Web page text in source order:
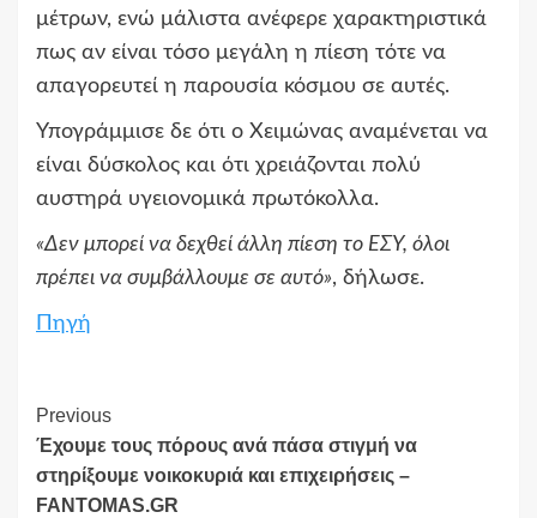
μέτρων, ενώ μάλιστα ανέφερε χαρακτηριστικά
πως αν είναι τόσο μεγάλη η πίεση τότε να
απαγορευτεί η παρουσία κόσμου σε αυτές.
Υπογράμμισε δε ότι ο Xειμώνας αναμένεται να
είναι δύσκολος και ότι χρειάζονται πολύ
αυστηρά υγειονομικά πρωτόκολλα.
«Δεν μπορεί να δεχθεί άλλη πίεση το ΕΣΥ, όλοι
πρέπει να συμβάλλουμε σε αυτό», δήλωσε.
Πηγή
Continue
Reading
Previous
Έχουμε τους πόρους ανά πάσα στιγμή να
στηρίξουμε νοικοκυριά και επιχειρήσεις –
FANTOMAS.GR